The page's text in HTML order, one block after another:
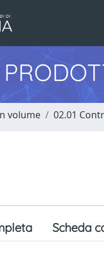
volume 02.01
Scheda